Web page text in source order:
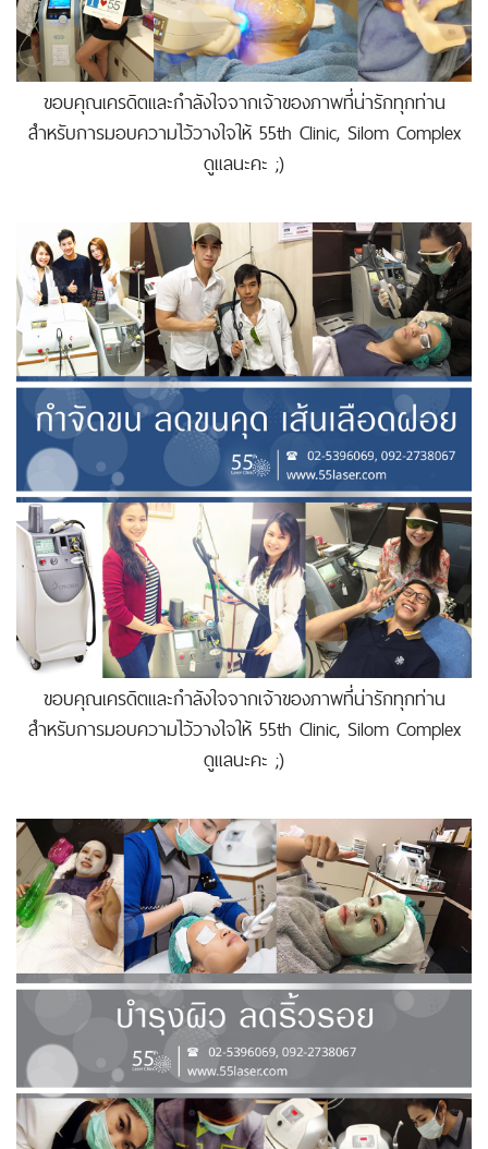
ขอบคุณเครดิตและกำลังใจจากเจ้าของภาพที่น่ารักทุกท่าน
สำหรับการมอบความไว้วางใจให้ 55th Clinic, Silom Complex
ดูแลนะคะ ;)
ขอบคุณเครดิตและกำลังใจจากเจ้าของภาพที่น่ารักทุกท่าน
สำหรับการมอบความไว้วางใจให้ 55th Clinic, Silom Complex
ดูแลนะคะ ;)